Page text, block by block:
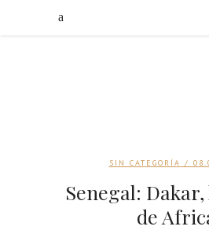
SIN CATEGORÍA /
Senegal:
de